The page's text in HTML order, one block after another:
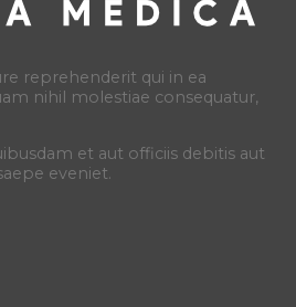
reprehenderit qui in ea
nihil molestiae consequatur,
et aut officiis debitis aut
eveniet.